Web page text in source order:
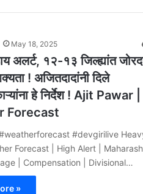
May 18, 2025
अलर्ट, १२-१३ जिल्ह्यांत
! अजितदादांनी दिले
हे निर्देश ! Ajit Pawar |
Forecast
#devgirilive
Forecast | High Alert |
| Compensation | Divisional…
»